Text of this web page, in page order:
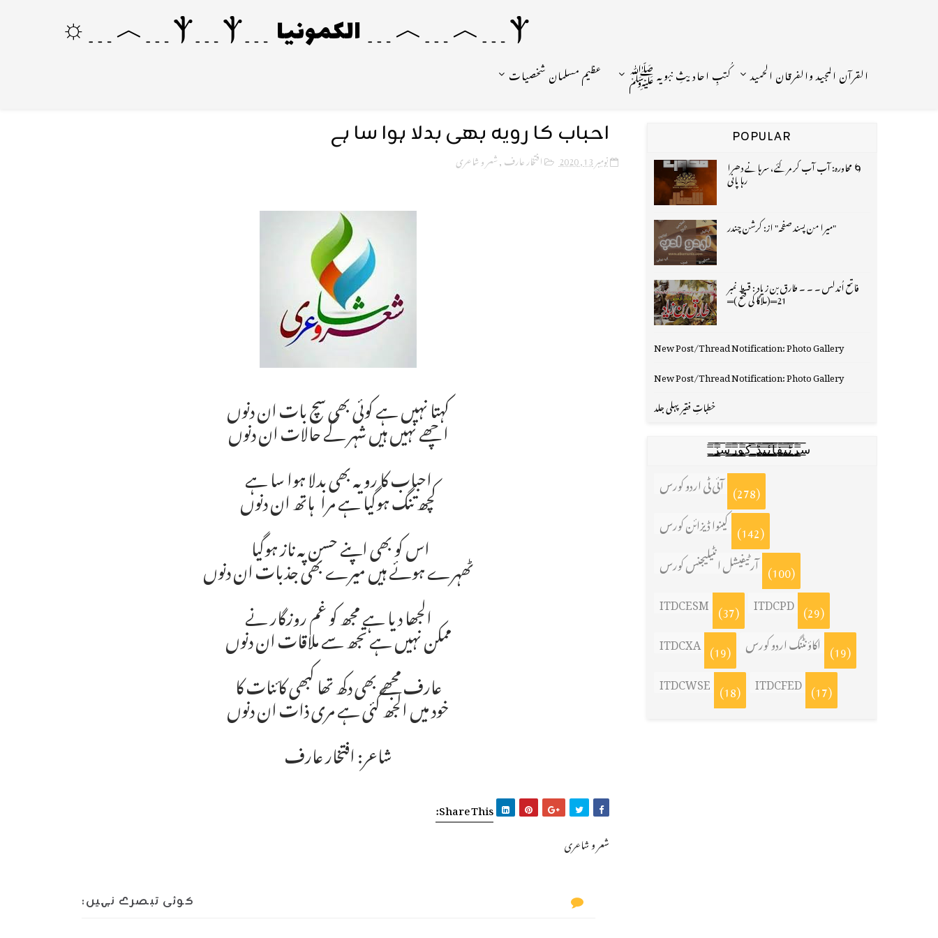
Ⲯ﹍︿﹍︿﹍ الکمونیا ﹍Ⲯ﹍Ⲯ﹍︿﹍☼
القرآن المجید والفرقان الحمید کُتبِ احادیثِ نبویہ ﷺ عظیم مسلمان شخصیات
احباب کا رویہ بھی بدلا ہوا سا ہے
نومبر 13, 2020 افتخار عارف,شعر و شاعری
کہتا نہیں ہے کوئی بھی سچ بات ان دنوں
اچھے نہیں ہیں شہر کے حالات ان دنوں
احباب کا رویہ بھی بدلا ہوا سا ہے
کچھ تنگ ہوگیا ہے مرا ہاتھ ان دنوں
اس کو بھی اپنے حسن په ناز ہوگیا
ٹھہرے ہوئے ہیں میرے بھی جذبات ان دنوں
الجھا دیا ہے مجھ کو غم روزگار نے
ممکن نہیں ہے تجھ سے ملاقات ان دنوں
عارف مجھے بھی دکھ تھا کبھی کائنات کا
خود میں الجھ گئی ہے مری ذات ان دنوں
شاعر: افتخار عارف
Share This:
شعر و شاعری
کوئی تبصرے نہیں:
POPULAR
🌀 محاورہ: آب آب کر مر گئے، سرہانے دھرا
رہا پانی
"میرا من پسند صفحہ" از: کرشن چندر
فاتح اُندلس ۔ ۔ ۔ طارق بن زیاد : قسط نمبر
21═(ملاگا کی فتح )═
New Post/Thread Notification: Photo Gallery
New Post/Thread Notification: Photo Gallery
خطباتِ فقیر پہلی جلد
س̳̿͟͞ر̳̿͟͞ٹ̳̿͟͞ی̳̿͟͞ف̳̿͟͞ا̳̿͟͞ي̳̳̿ٔ̿͟͟͞͞ی̳̿͟͞ڈ̳̿͟͞ ̳̿͟͞ک̳̿͟͞و̳̿͟͞ر̳̿͟͞س̳̿͟͞ز̳̿͟͞
آئی ٹی اردو کورس (278)
کینوا ڈیزائن کورس (142)
آرٹیفیشل انٹیلیجنس کورس (100)
ITDCESM (37) ITDCPD (29)
ITDCXA (19) اکاؤنٹنگ اردو کورس (19)
ITDCWSE (18) ITDCFED (17)